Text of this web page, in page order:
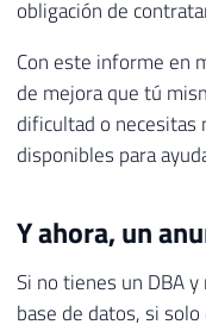
obligación de
Con este informe en
de mejora que tú
dificultad o necesitas
disponibles para
Y ahora, un
Si no tienes un DBA
base de datos, si